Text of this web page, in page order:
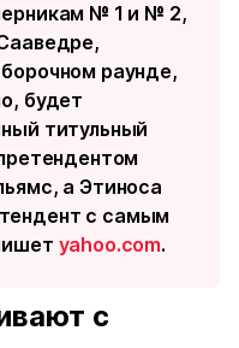
№ 1 и № 2,
раунде,
будет
титульный
а Этиноса
с самым
yahoo.com.
с